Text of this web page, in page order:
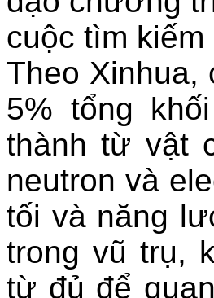
cuộc tìm
Theo Xinhua,
5% tổng
thành từ vật
neutron và
tối và năng
trong vũ trụ,
từ đủ để